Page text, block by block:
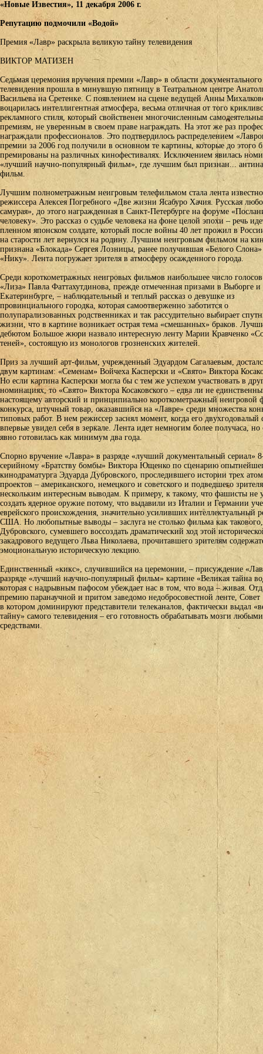
«Новые Известия», 11 декабря 2006 г.
Репутацию подмочили «Водой»
Премия «Лавр» раскрыла великую тайну телевидения
ВИКТОР МАТИЗЕН
Седьмая церемония вручения премии «Лавр» в области
телевидения прошла в минувшую пятницу в Театральном центре
Васильева на Сретенке. С появлением на сцене ведущей Анны
воцарилась интеллигентная атмосфера, весьма отличная от того
рекламного стиля, который свойственен многочисленным
премиям, не уверенным в своем праве награждать. На этот же раз
награждали профессионалов. Это подтвердилось распределением
премии за 2006 год получили в основном те картины, которые до этого
премированы на различных кинофестивалях. Исключением явилась
«лучший научно-популярный фильм», где лучшим был признан...
фильм.
Лучшим полнометражным неигровым телефильмом стала лента
режиссера Алексея Погребного «Две жизни Ясабуро Хачия. Русская
самурая», до этого награжденная в Санкт-Петербурге на форуме
человеку». Это рассказ о судьбе человека на фоне целой эпохи – речь
пленном японском солдате, который после войны 40 лет прожил в
на старости лет вернулся на родину. Лучшим неигровым фильмом на
признана «Блокада» Сергея Лозницы, ранее получившая «Белого
«Нику». Лента погружает зрителя в атмосферу осажденного города.
Среди короткометражных неигровых фильмов наибольшее число голосов
«Лиза» Павла Фаттахутдинова, прежде отмеченная призами в Выборге и
Екатеринбурге, – наблюдательный и теплый рассказ о девушке из
провинциального городка, которая самоотверженно заботится о
полупарализованных родственниках и так рассудительно выбирает
жизни, что в картине возникает острая тема «смешанных» браков.
дебютом Большое жюри назвало интересную ленту Марии Кравченко
теней», состоящую из монологов грозненских жителей.
Приз за лучший арт-фильм, учрежденный Эдуардом Сагалаевым,
двум картинам: «Семенам» Войчеха Касперски и «Свято» Виктора
Но если картина Касперски могла бы с тем же успехом участвовать в
номинациях, то «Свято» Виктора Косаковского – едва ли не
настоящему авторский и принципиально короткометражный неигровой
конкурса, штучный товар, оказавшийся на «Лавре» среди множества
типовых работ. В нем режиссер заснял момент, когда его двухгодовалый
впервые увидел себя в зеркале. Лента идет немногим более получаса, но
явно готовилась как минимум два года.
Спорно вручение «Лавра» в разряде «лучший документальный сериал»
серийному «Братству бомбы» Виктора Ющенко по сценарию
кинодраматурга Эдуарда Дубровского, проследившего истории трех
проектов – американского, немецкого и советского и подведшего
нескольким интересным выводам. К примеру, к такому, что фашисты не
создать ядерное оружие потому, что выдавили из Италии и Германии
еврейского происхождения, значительно усиливших интеллектуальный
США. Но любопытные выводы – заслуга не столько фильма как такового,
Дубровского, сумевшего воссоздать драматический ход этой
закадрового ведущего Льва Николаева, прочитавшего зрителям
эмоциональную историческую лекцию.
Единственный «кикс», случившийся на церемонии, – присуждение
разряде «лучший научно-популярный фильм» картине «Великая тайна
которая с надрывным пафосом убеждает нас в том, что вода – живая.
премию паранаучной и притом заведомо недобросовестной ленте, Совет
в котором доминируют представители телеканалов, фактически выдал
тайну» самого телевидения – его готовность обрабатывать мозги любыми
средствами.